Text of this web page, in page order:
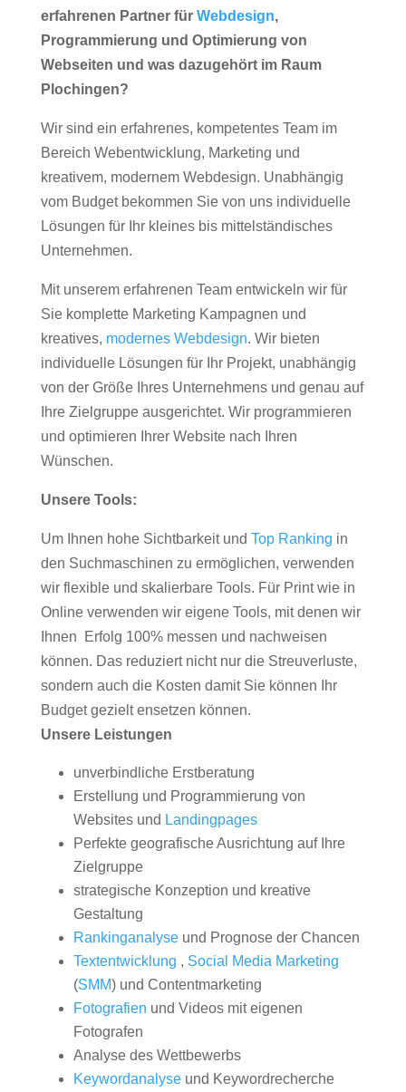
erfahrenen Partner für Webdesign,
Programmierung und Optimierung von
Webseiten und was dazugehört im Raum
Plochingen?
Wir sind ein erfahrenes, kompetentes Team im
Bereich Webentwicklung, Marketing und
kreativem, modernem Webdesign. Unabhängig
vom Budget bekommen Sie von uns individuelle
Lösungen für Ihr kleines bis mittelständisches
Unternehmen.
Mit unserem erfahrenen Team entwickeln wir für
Sie komplette Marketing Kampagnen und
kreatives, modernes Webdesign. Wir bieten
individuelle Lösungen für Ihr Projekt, unabhängig
von der Größe Ihres Unternehmens und genau auf
Ihre Zielgruppe ausgerichtet. Wir programmieren
und optimieren Ihrer Website nach Ihren
Wünschen.
Unsere Tools:
Um Ihnen hohe Sichtbarkeit und Top Ranking in
den Suchmaschinen zu ermöglichen, verwenden
wir flexible und skalierbare Tools. Für Print wie in
Online verwenden wir eigene Tools, mit denen wir
Ihnen Erfolg 100% messen und nachweisen
können. Das reduziert nicht nur die Streuverluste,
sondern auch die Kosten damit Sie können Ihr
Budget gezielt ensetzen können.
Unsere Leistungen
unverbindliche Erstberatung
Erstellung und Programmierung von
Websites und Landingpages
Perfekte geografische Ausrichtung auf Ihre
Zielgruppe
strategische Konzeption und kreative
Gestaltung
Rankinganalyseund Prognose der Chancen
Textentwicklung , Social Media Marketing
(SMM) und Contentmarketing
Fotografien und Videos mit eigenen
Fotografen
Analyse des Wettbewerbs
Keywordanalyseund Keywordrecherche